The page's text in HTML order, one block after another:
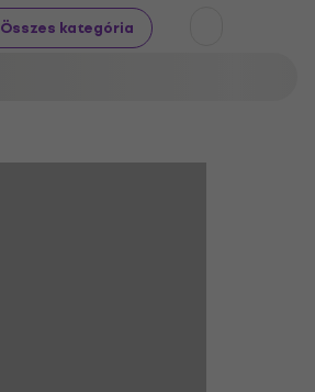
Összes kategória